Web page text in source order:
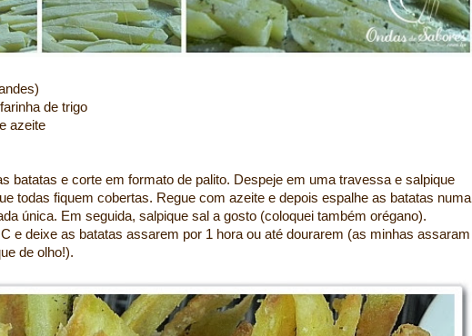
de trigo
azeite
batatas e corte em formato de palito. Despeje em uma travessa e salpique
todas fiquem cobertas. Regue com azeite e depois espalhe as batatas numa
única. Em seguida, salpique sal a gosto (coloquei também orégano).
C e deixe as batatas assarem por 1 hora ou até dourarem (as minhas assaram
de olho!).